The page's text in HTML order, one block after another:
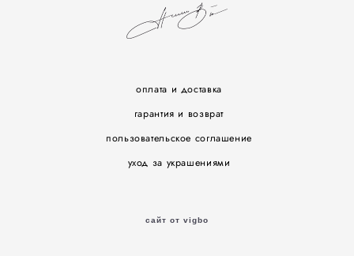
оплата и доставка
гарантия и возврат
пользовательское соглашение
уход за украшениями
сайт от vigbo